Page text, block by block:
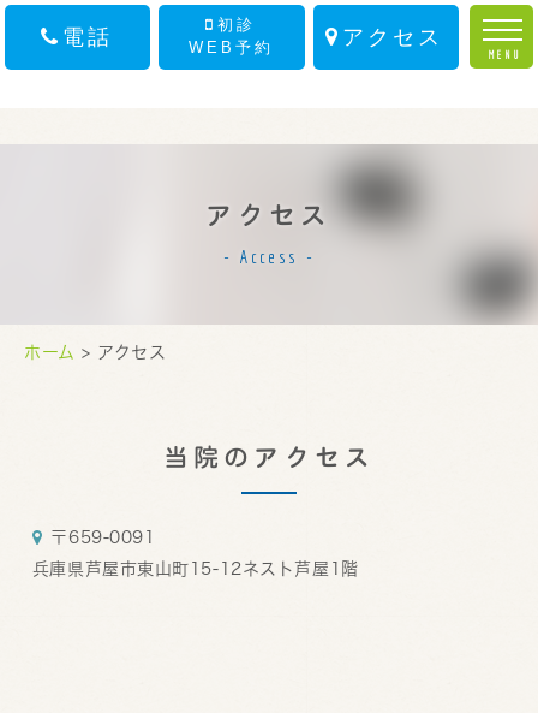
電話
初診
WEB予約
アクセス
MENU
医院案内
お知らせ
アクセス
Access
ホーム> アクセス
当院のアクセス
〒659-0091
兵庫県芦屋市東山町15-12ネスト芦屋1階